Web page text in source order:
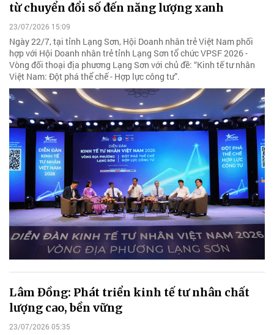
từ chuyển đổi số đến năng lượng xanh
23/07/2026 15:09
Ngày 22/7, tại tỉnh Lạng Sơn, Hội Doanh nhân trẻ Việt Nam phối
hợp với Hội Doanh nhân trẻ tỉnh Lạng Sơn tổ chức VPSF 2026 -
Vòng đối thoại địa phương Lạng Sơn với chủ đề: “Kinh tế tư nhân
Việt Nam: Đột phá thể chế - Hợp lực công tư”.
Lâm Đồng: Phát triển kinh tế tư nhân chất
lượng cao, bền vững
23/07/2026 05:35